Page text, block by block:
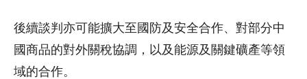
後續談判亦可能擴大至國防及安全合作、對部分中
國商品的對外關稅協調，以及能源及關鍵礦產等領
域的合作。